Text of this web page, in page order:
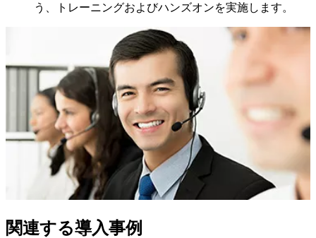
う、トレーニングおよびハンズオンを実施します。
関連する導入事例